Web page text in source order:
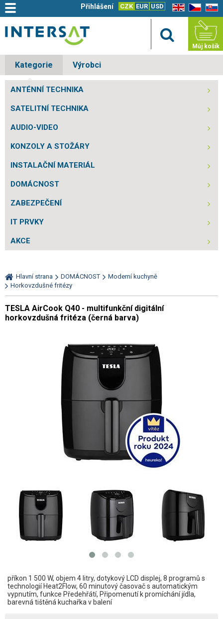
EN CZ SK
CZK EUR USD
Přihlášení
Můj košík
Kategorie Výrobci
ANTÉNNÍ TECHNIKA
SATELITNÍ TECHNIKA
AUDIO-VIDEO
KONZOLY A STOŽÁRY
INSTALAČNÍ MATERIÁL
DOMÁCNOST
ZABEZPEČENÍ
IT PRVKY
AKCE
Hlavní strana DOMÁCNOST
Moderní kuchyně
Horkovzdušné fritézy
TESLA AirCook Q40 - multifunkční digitální
horkovzdušná fritéza (černá barva)
příkon 1 500 W, objem 4 litry, dotykový LCD displej, 8 programů s
technologií Heat2Flow, 60 minutový časovač s automatickým
vypnutím, funkce Předehřátí, Připomenutí k promíchání jídla,
barevná tištěná kuchařka v balení